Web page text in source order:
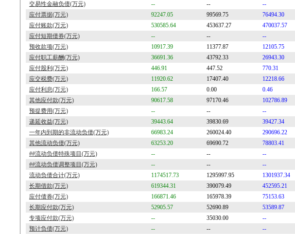
交易性金融负债(万元)
-- -- --
应付票据(万元)
92247.05 99569.75 76494.30
应付账款(万元)
530585.64 453637.27 470037.57
应付短期债券(万元)
-- -- --
预收款项(万元)
10917.39 11377.87 12105.75
应付职工薪酬(万元)
36691.36 43792.33 26943.30
应付股利(万元)
446.91 447.52 770.31
应交税费(万元)
11920.62 17407.40 12218.66
应付利息(万元)
166.57 0.00 0.46
其他应付款(万元)
90617.58 97170.46 102786.89
预提费用(万元)
-- -- --
递延收益(万元)
39443.64 39830.69 39427.34
一年内到期的非流动负债(万元)
66983.24 260024.40 290696.22
其他流动负债(万元)
63253.20 69690.72 78803.41
##流动负债特殊项目(万元)
-- -- --
##流动负债调整项目(万元)
-- -- --
流动负债合计(万元)
1174517.73 1295997.95 1301937.34
长期借款(万元)
619344.31 390079.49 452595.21
应付债券(万元)
166871.46 165978.39 75153.63
长期应付款(万元)
52905.57 52690.89 53589.87
专项应付款(万元)
-- 35030.00 --
预计负债(万元)
-- -- --